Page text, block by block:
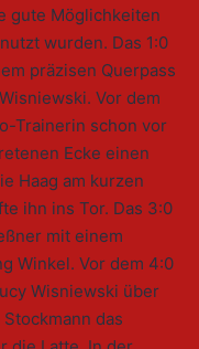
gute Möglichkeiten
wurden. Das 1:0
präzisen Querpass
Vor dem
Trainerin schon vor
Ecke einen
Haag am kurzen
ihn ins Tor. Das 3:0
mit einem
Winkel. Vor dem 4:0
Wisniewski über
das